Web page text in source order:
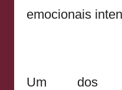
emocionais
Um dos